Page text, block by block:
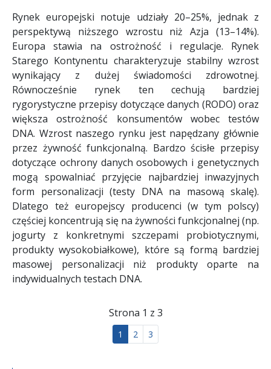
Rynek europejski notuje udziały 20–25%, jednak z
perspektywą niższego wzrostu niż Azja (13–14%).
Europa stawia na ostrożność i regulacje. Rynek
Starego Kontynentu charakteryzuje stabilny wzrost
wynikający z dużej świadomości zdrowotnej.
Równocześnie rynek ten cechują bardziej
rygorystyczne przepisy dotyczące danych (RODO) oraz
większa ostrożność konsumentów wobec testów
DNA. Wzrost naszego rynku jest napędzany głównie
przez żywność funkcjonalną. Bardzo ścisłe przepisy
dotyczące ochrony danych osobowych i genetycznych
mogą spowalniać przyjęcie najbardziej inwazyjnych
form personalizacji (testy DNA na masową skalę).
Dlatego też europejscy producenci (w tym polscy)
częściej koncentrują się na żywności funkcjonalnej (np.
jogurty z konkretnymi szczepami probiotycznymi,
produkty wysokobiałkowe), które są formą bardziej
masowej personalizacji niż produkty oparte na
indywidualnych testach DNA.
Strona 1 z 3
1 2 3